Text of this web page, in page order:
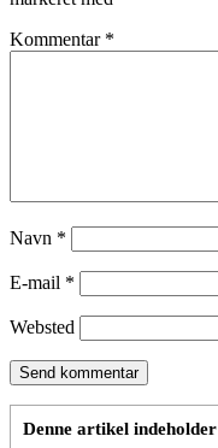
Kommentar *
Navn *
E-mail *
Websted
Denne artikel indeholder